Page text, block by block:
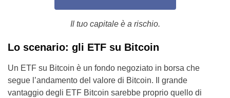
Il tuo capitale è a rischio.
Lo scenario: gli ETF su Bitcoin
Un ETF su Bitcoin è un fondo negoziato in borsa che
segue l’andamento del valore di Bitcoin. Il grande
vantaggio degli ETF Bitcoin sarebbe proprio quello di